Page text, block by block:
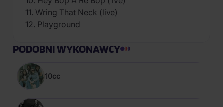
11. Wring That Neck (live)
12. Playground
PODOBNI WYKONAWCY
10cc